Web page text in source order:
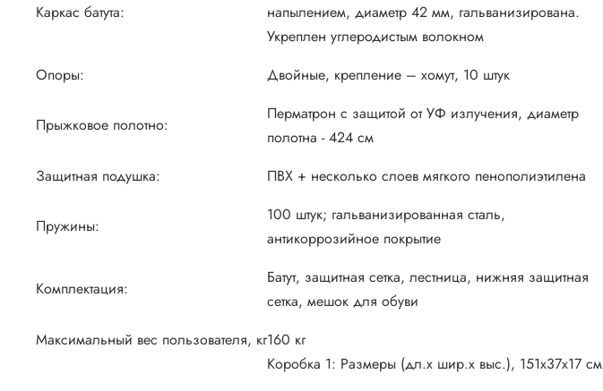
Каркас батута:
напылением, диаметр 42 мм, гальванизирована.
Укреплен углеродистым волокном
Опоры:
Двойные, крепление – хомут, 10 штук
Прыжковое полотно:
Перматрон с защитой от УФ излучения, диаметр
полотна - 424 см
Защитная подушка:
ПВХ + несколько слоев мягкого пенополиэтилена
Пружины:
100 штук; гальванизированная сталь,
антикоррозийное покрытие
Комплектация:
Батут, защитная сетка, лестница, нижняя защитная
сетка, мешок для обуви
Максимальный вес пользователя, кг160 кг
Коробка 1: Размеры (дл.х шир.х выс.), 151х37х17 см